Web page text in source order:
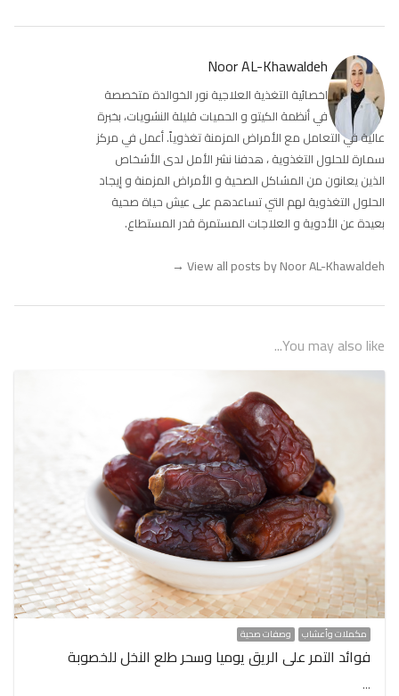
Noor AL-Khawaldeh
اخصائية التغذية العلاجية نور الخوالدة متخصصة
في أنظمة الكيتو و الحميات قليلة النشويات، بخبرة
عالية في التعامل مع الأمراض المزمنة تغذوياً. أعمل في مركز
سمارة للحلول التغذوية ، هدفنا نشر الأمل لدى الأشخاص
الذين يعانون من المشاكل الصحية و الأمراض المزمنة و إيجاد
الحلول التغذوية لهم التي تساعدهم على عيش حياة صحية
بعيدة عن الأدوية و العلاجات المستمرة قدر المستطاع.
View all posts by Noor AL-Khawaldeh
→
You may also like...
مكملات وأعشاب وصفات صحية
فوائد التمر على الريق يوميا وسحر طلع النخل للخصوبة
…